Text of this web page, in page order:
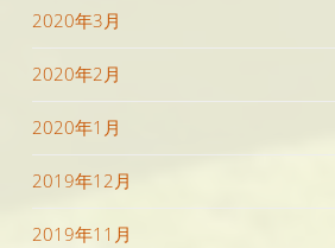
2020年3月
2020年2月
2020年1月
2019年12月
2019年11月